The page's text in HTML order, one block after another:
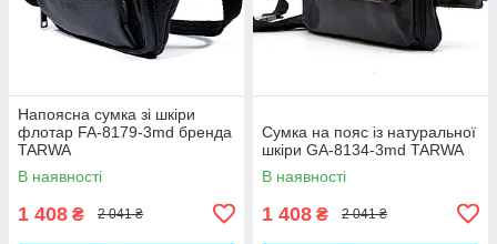
Напоясна сумка зі шкіри
флотар FA-8179-3md бренда
TARWA
В наявності
1 408 ₴ 2 041 ₴
Сумка на пояс із натуральної
шкіри GA-8134-3md TARWA
В наявності
1 408 ₴ 2 041 ₴